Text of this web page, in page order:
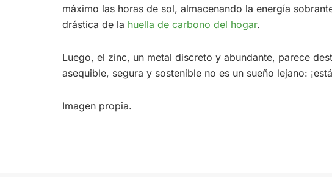
máximo las horas de sol, almacenando la energía
drástica de la huella de carbono del hogar.
Luego, el zinc, un metal discreto y abundante, parece
asequible, segura y sostenible no es un sueño lejano:
Imagen propia.